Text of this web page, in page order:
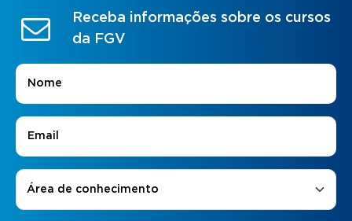
Receba informações sobre os cursos
da FGV
Nome
E-mail
Áreas de Interesse
Área de conhecimento